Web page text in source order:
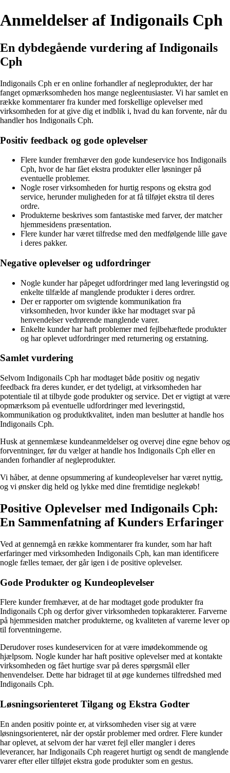
Anmeldelser af Indigonails Cph
En dybdegående vurdering af Indigonails
Cph
Indigonails Cph er en online forhandler af negleprodukter, der har
fanget opmærksomheden hos mange negleentusiaster. Vi har samlet en
række kommentarer fra kunder med forskellige oplevelser med
virksomheden for at give dig et indblik i, hvad du kan forvente, når du
handler hos Indigonails Cph.
Positiv feedback og gode oplevelser
Flere kunder fremhæver den gode kundeservice hos Indigonails
Cph, hvor de har fået ekstra produkter eller løsninger på
eventuelle problemer.
Nogle roser virksomheden for hurtig respons og ekstra god
service, herunder muligheden for at få tilføjet ekstra til deres
ordre.
Produkterne beskrives som fantastiske med farver, der matcher
hjemmesidens præsentation.
Flere kunder har været tilfredse med den medfølgende lille gave
i deres pakker.
Negative oplevelser og udfordringer
Nogle kunder har påpeget udfordringer med lang leveringstid og
enkelte tilfælde af manglende produkter i deres ordrer.
Der er rapporter om svigtende kommunikation fra
virksomheden, hvor kunder ikke har modtaget svar på
henvendelser vedrørende manglende varer.
Enkelte kunder har haft problemer med fejlbehæftede produkter
og har oplevet udfordringer med returnering og erstatning.
Samlet vurdering
Selvom Indigonails Cph har modtaget både positiv og negativ
feedback fra deres kunder, er det tydeligt, at virksomheden har
potentiale til at tilbyde gode produkter og service. Det er vigtigt at være
opmærksom på eventuelle udfordringer med leveringstid,
kommunikation og produktkvalitet, inden man beslutter at handle hos
Indigonails Cph.
Husk at gennemlæse kundeanmeldelser og overvej dine egne behov og
forventninger, før du vælger at handle hos Indigonails Cph eller en
anden forhandler af negleprodukter.
Vi håber, at denne opsummering af kundeoplevelser har været nyttig,
og vi ønsker dig held og lykke med dine fremtidige neglekøb!
Positive Oplevelser med Indigonails Cph:
En Sammenfatning af Kunders Erfaringer
Ved at gennemgå en række kommentarer fra kunder, som har haft
erfaringer med virksomheden Indigonails Cph, kan man identificere
nogle fælles temaer, der går igen i de positive oplevelser.
Gode Produkter og Kundeoplevelser
Flere kunder fremhæver, at de har modtaget gode produkter fra
Indigonails Cph og derfor giver virksomheden topkarakterer. Farverne
på hjemmesiden matcher produkterne, og kvaliteten af varerne lever op
til forventningerne.
Derudover roses kundeservicen for at være imødekommende og
hjælpsom. Nogle kunder har haft positive oplevelser med at kontakte
virksomheden og fået hurtige svar på deres spørgsmål eller
henvendelser. Dette har bidraget til at øge kundernes tilfredshed med
Indigonails Cph.
Løsningsorienteret Tilgang og Ekstra Godter
En anden positiv pointe er, at virksomheden viser sig at være
løsningsorienteret, når der opstår problemer med ordrer. Flere kunder
har oplevet, at selvom der har været fejl eller mangler i deres
leverancer, har Indigonails Cph reageret hurtigt og sendt de manglende
varer efter eller tilføjet ekstra gode produkter som en gestus.